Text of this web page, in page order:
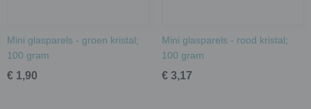
Mini glasparels - groen kristal;
100 gram
€ 1,90
Mini glasparels - rood kristal;
100 gram
€ 3,17